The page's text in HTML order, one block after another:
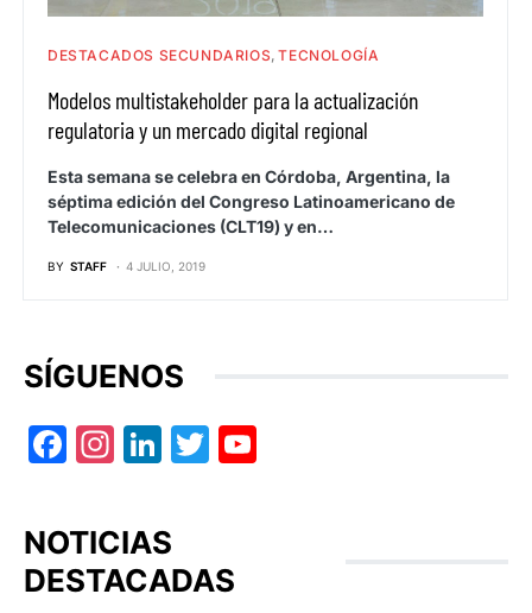
DESTACADOS SECUNDARIOS TECNOLOGÍA
Modelos multistakeholder para la actualización
regulatoria y un mercado digital regional
Esta semana se celebra en Córdoba, Argentina, la
séptima edición del Congreso Latinoamericano de
Telecomunicaciones (CLT19) y en…
BY STAFF 4 JULIO, 2019
SÍGUENOS
Facebook
Instagram
LinkedIn
Twitter
NOTICIAS
DESTACADAS